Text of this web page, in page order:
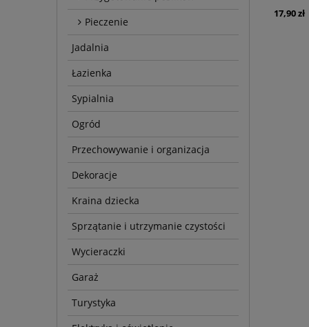
Pieczenie
Jadalnia
Łazienka
Sypialnia
Ogród
Przechowywanie i organizacja
Dekoracje
Kraina dziecka
Sprzątanie i utrzymanie czystości
Wycieraczki
Garaż
Turystyka
17,90 zł